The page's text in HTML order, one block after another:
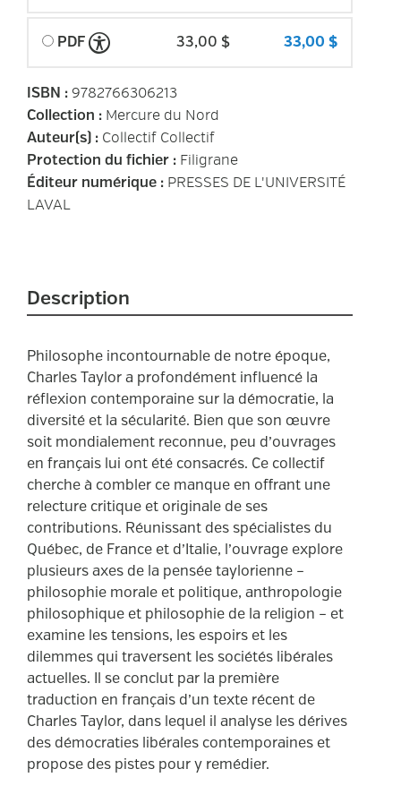
PDF 33,00 $ 33,00 $
ISBN : 9782766306213
Collection : Mercure du Nord
Auteur(s) : Collectif Collectif
Protection du fichier : Filigrane
Éditeur numérique : PRESSES DE L'UNIVERSITÉ
LAVAL
Description
Philosophe incontournable de notre époque,
Charles Taylor a profondément influencé la
réflexion contemporaine sur la démocratie, la
diversité et la sécularité. Bien que son œuvre
soit mondialement reconnue, peu d’ouvrages
en français lui ont été consacrés. Ce collectif
cherche à combler ce manque en offrant une
relecture critique et originale de ses
contributions. Réunissant des spécialistes du
Québec, de France et d’Italie, l’ouvrage explore
plusieurs axes de la pensée taylorienne –
philosophie morale et politique, anthropologie
philosophique et philosophie de la religion – et
examine les tensions, les espoirs et les
dilemmes qui traversent les sociétés libérales
actuelles. Il se conclut par la première
traduction en français d’un texte récent de
Charles Taylor, dans lequel il analyse les dérives
des démocraties libérales contemporaines et
propose des pistes pour y remédier.